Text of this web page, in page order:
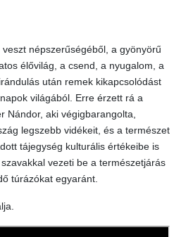
népszerűségéből, a gyönyörű
élővilág, a csend, a nyugalom, a
után remek kikapcsolódást
világából. Erre érzett rá a
Nándor, aki végigbarangolta,
legszebb vidékeit, és a természet
tájegység kulturális értékeibe is
vezeti be a természetjárás
túrázókat egyaránt.